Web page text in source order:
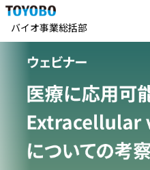
バイオ事業総括部